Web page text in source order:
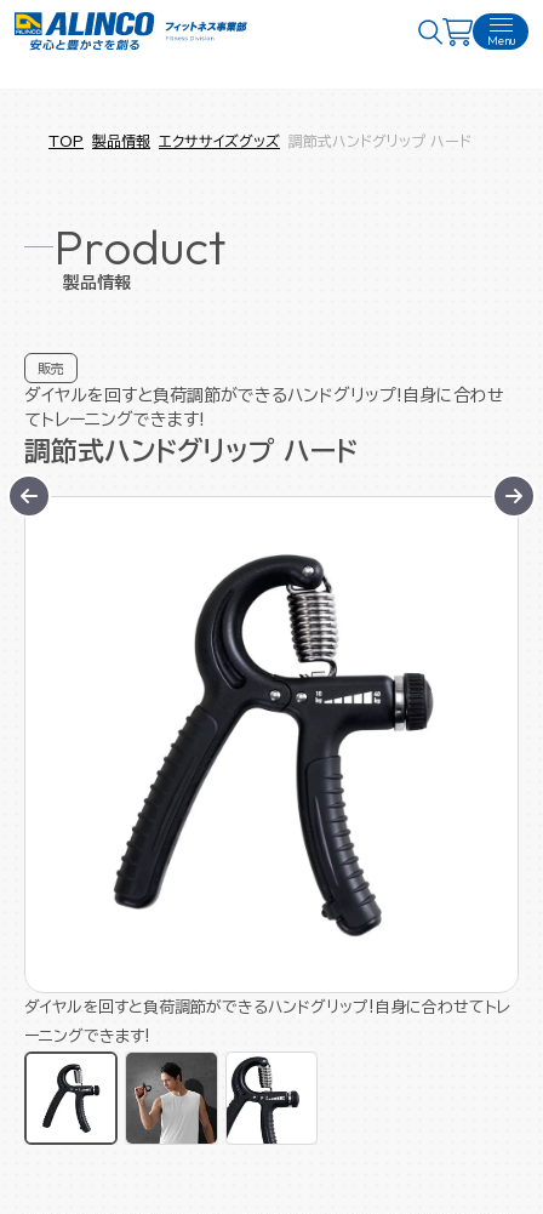
Menu
TOP 製品情報 エクササイズグッズ 調節式ハンドグリップ ハード
Product
製品情報
販売
ダイヤルを回すと負荷調節ができるハンドグリップ!自身に合わせ
てトレーニングできます!
調節式ハンドグリップ ハード
ダイヤルを回すと負荷調節ができるハンドグリップ!自身に合わせてトレ
ーニングできます!